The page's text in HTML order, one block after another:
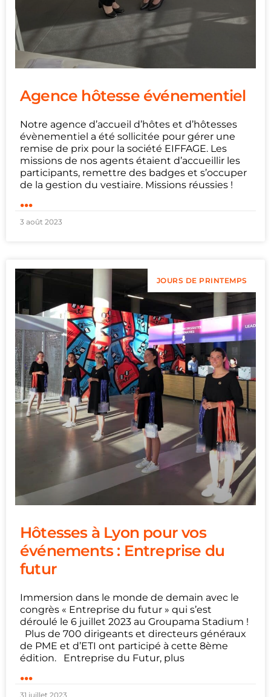
Agence hôtesse événementiel
Notre agence d’accueil d’hôtes et d’hôtesses
évènementiel a été sollicitée pour gérer une
remise de prix pour la société EIFFAGE. Les
missions de nos agents étaient d’accueillir les
participants, remettre des badges et s’occuper
de la gestion du vestiaire. Missions réussies !
...
3 août 2023
JOURS DE PRINTEMPS
Hôtesses à Lyon pour vos
événements : Entreprise du
futur
Immersion dans le monde de demain avec le
congrès « Entreprise du futur » qui s’est
déroulé le 6 juillet 2023 au Groupama Stadium !
Plus de 700 dirigeants et directeurs généraux
de PME et d’ETI ont participé à cette 8ème
édition. Entreprise du Futur, plus
...
31 juillet 2023